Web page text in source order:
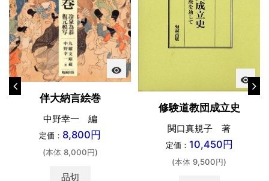
visibility
伴大納言絵巻
中野幸一 編
定価： 8,800円
(本体 8,000円)
品切
visibility
修験道教団成立史
関口真規子 著
定価： 10,450円
(本体 9,500円)